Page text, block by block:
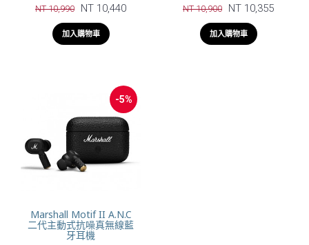
NT 10,990 NT 10,440
加入購物車
NT 10,900 NT 10,355
加入購物車
-5%
Marshall Motif II A.N.C
二代主動式抗噪真無線藍
牙耳機